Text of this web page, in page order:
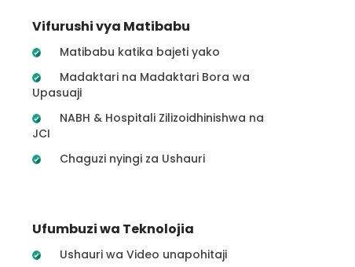
Vifurushi vya Matibabu
Matibabu katika bajeti yako
Madaktari na Madaktari Bora wa
Upasuaji
NABH & Hospitali Zilizoidhinishwa na
JCI
Chaguzi nyingi za Ushauri
Ufumbuzi wa Teknolojia
Ushauri wa Video unapohitaji